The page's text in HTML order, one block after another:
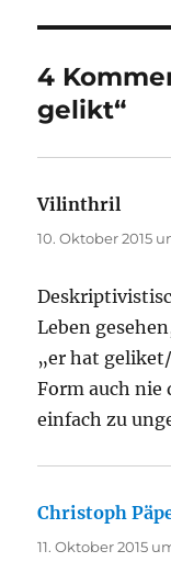
4
gelikt“
Vilinthril
10. Oktober 2015
Leben
„er hat
Form auch nie
einfach zu
Christoph
11. Oktober 2015